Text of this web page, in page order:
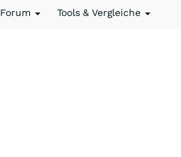
Forum Tools & Vergleiche